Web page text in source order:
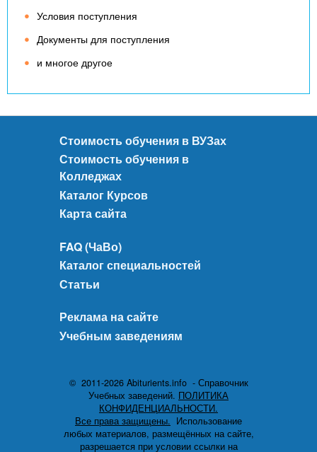
Условия поступления
Документы для поступления
и многое другое
Стоимость обучения в ВУЗах
Стоимость обучения в
Колледжах
Каталог Курсов
Карта сайта
FAQ (ЧаВо)
Каталог специальностей
Статьи
Реклама на сайте
Учебным заведениям
© 2011-2026 Abiturients.info - Справочник
Учебных заведений. ПОЛИТИКА
КОНФИДЕНЦИАЛЬНОСТИ.
Все права защищены. Использование
любых материалов, размещённых на сайте,
разрешается при условии ссылки на